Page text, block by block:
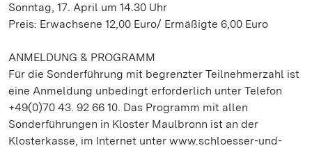
Sonntag, 17. April um 14.30 Uhr
Preis: Erwachsene 12,00 Euro/ Ermäßigte 6,00 Euro
ANMELDUNG & PROGRAMM
Für die Sonderführung mit begrenzter Teilnehmerzahl ist
eine Anmeldung unbedingt erforderlich unter Telefon
+49(0)70 43. 92 66 10. Das Programm mit allen
Sonderführungen in Kloster Maulbronn ist an der
Klosterkasse, im Internet unter www.schloesser-und-